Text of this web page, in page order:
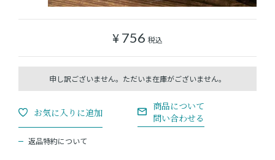
¥756 税込
返品特約について